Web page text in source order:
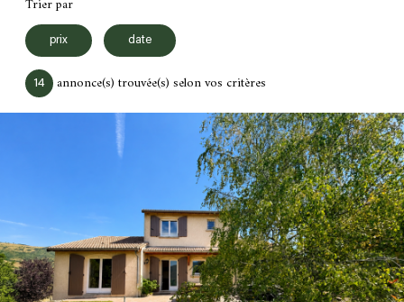
Trier par
prix date
14 annonce(s) trouvée(s) selon vos critères